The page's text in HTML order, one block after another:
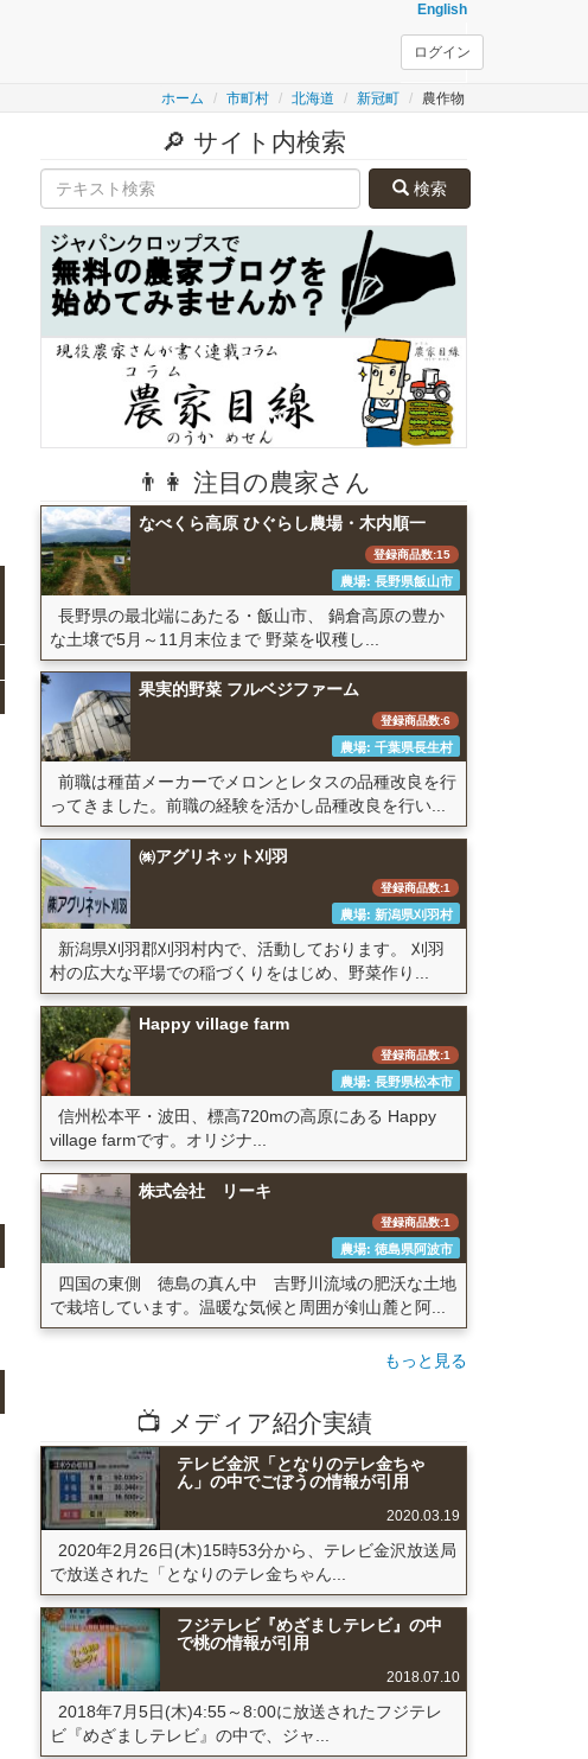
English
ログイン
ホーム 市町村 北海道 新冠町 農作物
🔎 サイト内検索
検索
👨👩 注目の農家さん
なべくら高原 ひぐらし農場・木内順一
登録商品数:15
農場: 長野県飯山市
長野県の最北端にあたる・飯山市、 鍋倉高原の豊か
な土壌で5月～11月末位まで 野菜を収穫し...
果実的野菜 フルベジファーム
登録商品数:6
農場: 千葉県長生村
前職は種苗メーカーでメロンとレタスの品種改良を行
ってきました。前職の経験を活かし品種改良を行い...
㈱アグリネット刈羽
登録商品数:1
農場: 新潟県刈羽村
新潟県刈羽郡刈羽村内で、活動しております。 刈羽
村の広大な平場での稲づくりをはじめ、野菜作り...
Happy village farm
登録商品数:1
農場: 長野県松本市
信州松本平・波田、標高720mの高原にある Happy
village farmです。オリジナ...
株式会社 リーキ
登録商品数:1
農場: 徳島県阿波市
四国の東側 徳島の真ん中 吉野川流域の肥沃な土地
で栽培しています。温暖な気候と周囲が剣山麓と阿...
もっと見る
📺 メディア紹介実績
テレビ金沢「となりのテレ金ちゃ
ん」の中でごぼうの情報が引用
2020.03.19
2020年2月26日(木)15時53分から、テレビ金沢放送局
で放送された「となりのテレ金ちゃん...
フジテレビ『めざましテレビ』の中
で桃の情報が引用
2018.07.10
2018年7月5日(木)4:55～8:00に放送されたフジテレ
ビ『めざましテレビ』の中で、ジャ...